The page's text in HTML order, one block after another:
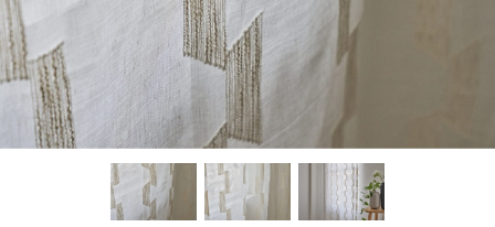
1人掛けソファ ラグ カーテン
チェア カウチソファ ダイニングテーブル
ファブリック コレクション ダイニングチェア
ベッド スツール システムソファ テラス
サイドテーブル